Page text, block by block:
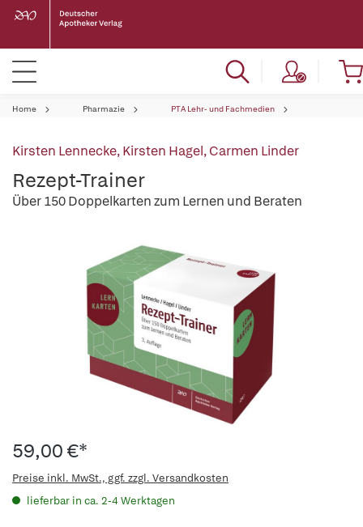
Home Pharmazie PTA Lehr- und Fachmedien
Kirsten Lennecke,Kirsten Hagel,Carmen Linder
Rezept-Trainer
Über 150 Doppelkarten zum Lernen und Beraten
59,00 €*
Preise inkl. MwSt., ggf. zzgl. Versandkosten
lieferbar in ca. 2-4 Werktagen